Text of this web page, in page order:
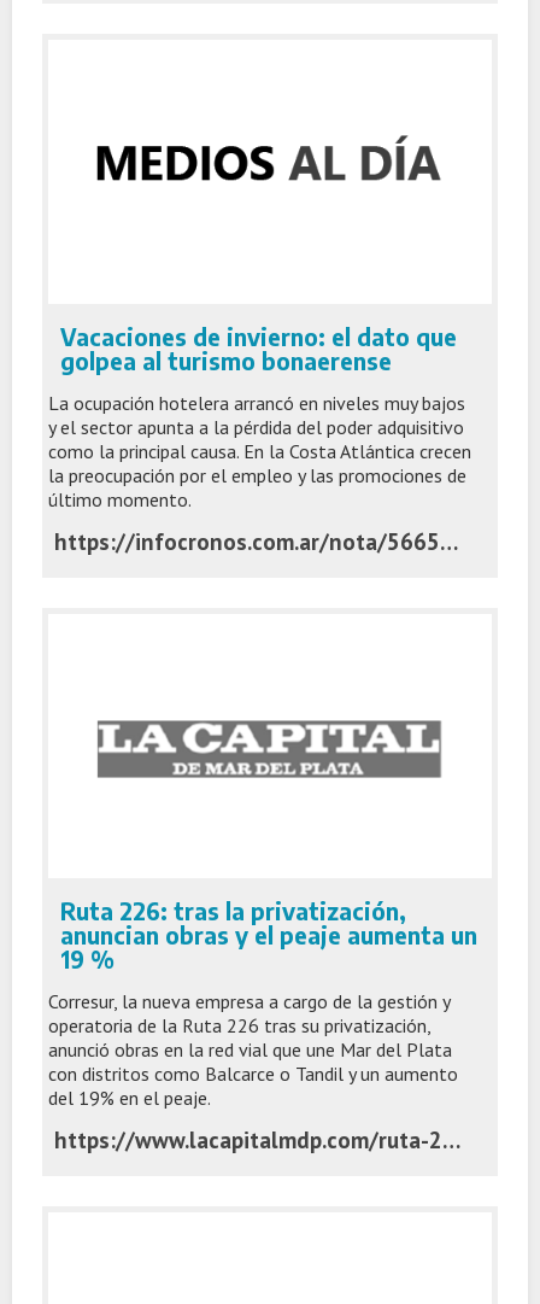
Vacaciones de invierno: el dato que
golpea al turismo bonaerense
La ocupación hotelera arrancó en niveles muy bajos
y el sector apunta a la pérdida del poder adquisitivo
como la principal causa. En la Costa Atlántica crecen
la preocupación por el empleo y las promociones de
último momento.
https://infocronos.com.ar/nota/56654/vacaciones-de-invierno-el-dato-que-golpea-al-turismo-bonaerense/
Ruta 226: tras la privatización,
anuncian obras y el peaje aumenta un
19 %
Corresur, la nueva empresa a cargo de la gestión y
operatoria de la Ruta 226 tras su privatización,
anunció obras en la red vial que une Mar del Plata
con distritos como Balcarce o Tandil y un aumento
del 19% en el peaje.
https://www.lacapitalmdp.com/ruta-226-tras-la-privatizacion-anuncian-obras-y-el-peaje-aumenta-un-19/